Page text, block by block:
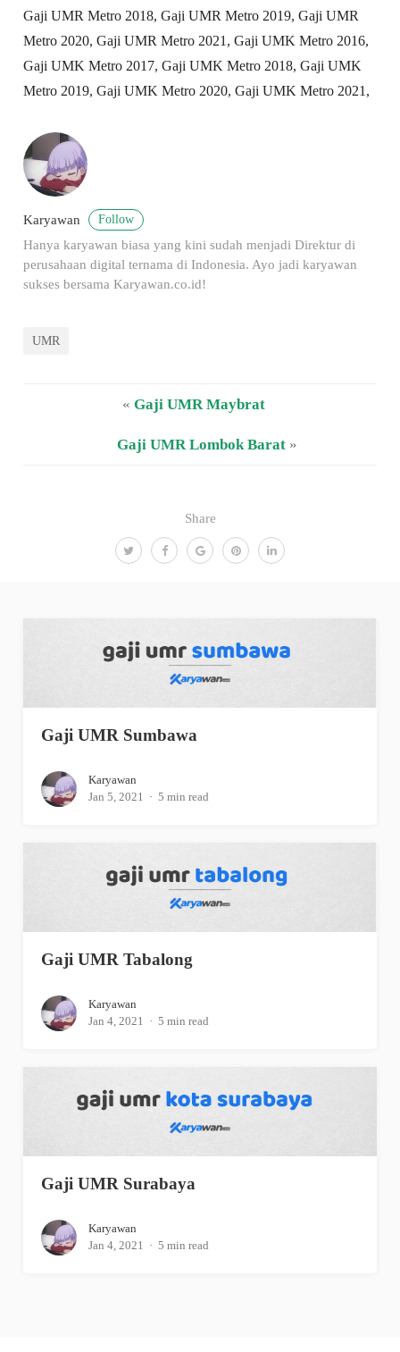
Share
Gaji UMR Metro 2018, Gaji UMR Metro 2019, Gaji UMR
Metro 2020, Gaji UMR Metro 2021, Gaji UMK Metro 2016,
Gaji UMK Metro 2017, Gaji UMK Metro 2018, Gaji UMK
Metro 2019, Gaji UMK Metro 2020, Gaji UMK Metro 2021,
Karyawan Follow
Hanya karyawan biasa yang kini sudah menjadi Direktur di
perusahaan digital ternama di Indonesia. Ayo jadi karyawan
sukses bersama Karyawan.co.id!
UMR
« Gaji UMR Maybrat
Gaji UMR Lombok Barat»
Gaji UMR Sumbawa
Karyawan
Jan 5, 2021
5 min read
Gaji UMR Tabalong
Karyawan
Jan 4, 2021
5 min read
Gaji UMR Surabaya
Karyawan
Jan 4, 2021
5 min read